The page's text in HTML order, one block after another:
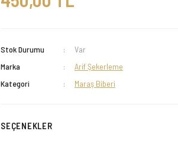
Stok Durumu
Var
Marka
Arif Şekerleme
Kategori
Maraş Biberi
SEÇENEKLER